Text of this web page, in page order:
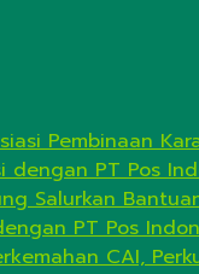
Pembinaan
dengan PT Pos
Salurkan
PT Pos
CAI,